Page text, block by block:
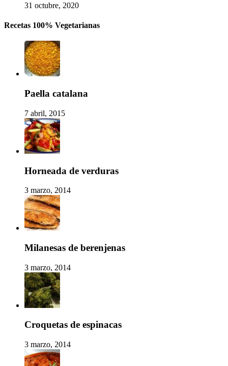
31 octubre, 2020
Recetas 100% Vegetarianas
Paella catalana
7 abril, 2015
Horneada de verduras
3 marzo, 2014
Milanesas de berenjenas
3 marzo, 2014
Croquetas de espinacas
3 marzo, 2014